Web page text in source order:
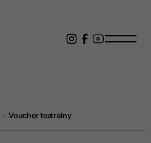
Voucher teatralny